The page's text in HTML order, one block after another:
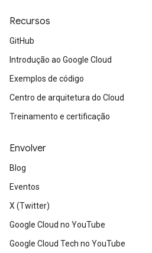
Recursos
GitHub
Introdução ao Google Cloud
Exemplos de código
Centro de arquitetura do Cloud
Treinamento e certificação
Envolver
Blog
Eventos
X (Twitter)
Google Cloud no YouTube
Google Cloud Tech no YouTube